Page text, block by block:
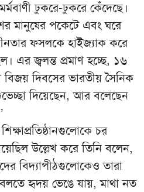
ঢুকরে-ঢুকরে কেঁদেছে।
মানুষের পকেটে এবং ঘরে
ফসলকে হাইজ্যাক করে
এর জ্বলন্ত প্রমাণ হচ্ছে, ১৬
বিজয় দিবসের ভারতীয় সৈনিক
দিয়েছেন, আর বলেছেন
চর
উল্লেখ করে তিনি বলেন,
বিদ্যাপীঠগুলোকেও তারা
হৃদয় ভেঙে যায়, মাথা নত